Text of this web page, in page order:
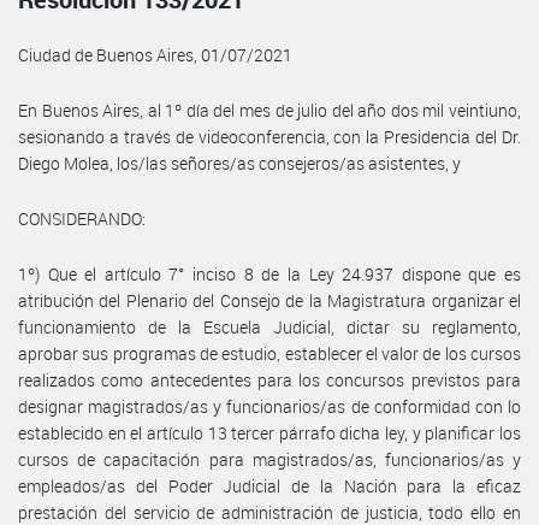
Ciudad de Buenos Aires, 01/07/2021
En Buenos Aires, al 1º día del mes de julio del año dos mil veintiuno,
sesionando a través de videoconferencia, con la Presidencia del Dr.
Diego Molea, los/las señores/as consejeros/as asistentes, y
CONSIDERANDO:
1º) Que el artículo 7° inciso 8 de la Ley 24.937 dispone que es
atribución del Plenario del Consejo de la Magistratura organizar el
funcionamiento de la Escuela Judicial, dictar su reglamento,
aprobar sus programas de estudio, establecer el valor de los cursos
realizados como antecedentes para los concursos previstos para
designar magistrados/as y funcionarios/as de conformidad con lo
establecido en el artículo 13 tercer párrafo dicha ley, y planificar los
cursos de capacitación para magistrados/as, funcionarios/as y
empleados/as del Poder Judicial de la Nación para la eficaz
prestación del servicio de administración de justicia, todo ello en